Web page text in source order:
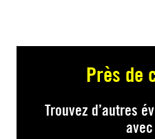
Près de
Trouvez d’autres